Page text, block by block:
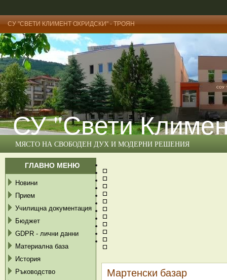
СУ "СВЕТИ КЛИМЕНТ ОХРИДСКИ" - ТРОЯН
СУ "Свети
МЯСТО НА СВОБОДЕН ДУХ И МОДЕРНИ РЕШЕНИЯ
ГЛАВНО МЕНЮ
Новини
Прием
Училищна документация
Бюджет
GDPR - лични данни
Материална база
История
Ръководство
Мартенски базар